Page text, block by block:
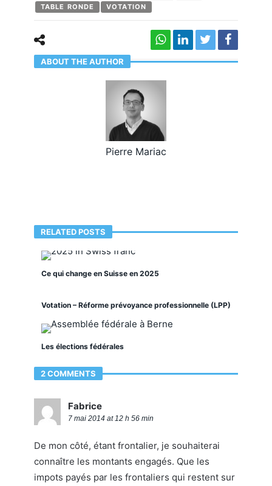
TABLE RONDE
VOTATION
ABOUT THE AUTHOR
Pierre Mariac
RELATED POSTS
Ce qui change en Suisse en 2025
Votation – Réforme prévoyance professionnelle (LPP)
Les élections fédérales
2 COMMENTS
Fabrice
7 mai 2014 at 12 h 56 min
De mon côté, étant frontalier, je souhaiterai
connaître les montants engagés. Que les
impots payés par les frontaliers qui restent sur